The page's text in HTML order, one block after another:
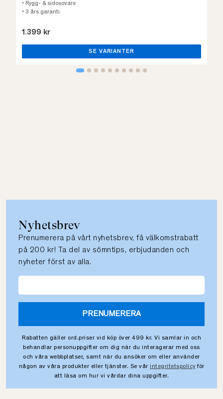
• Rygg- & sidosovare
• 3 års garanti
1.399 kr
SE VARIANTER
Nyhetsbrev
Prenumerera på vårt nyhetsbrev, få välkomstrabatt
på 200 kr! Ta del av sömntips, erbjudanden och
nyheter först av alla.
PRENUMERERA
Rabatten gäller ord.priser vid köp över 499 kr. Vi samlar in och
behandlar personuppgifter om dig när du interagerar med oss
och våra webbplatser, samt när du ansöker om eller använder
någon av våra produkter eller tjänster. Se vår integritetspolicy för
att läsa om hur vi vårdar dina uppgifter.